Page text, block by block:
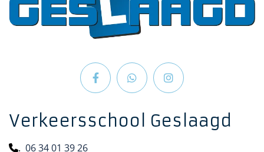
Verkeersschool Geslaagd
. 06 34 01 39 26